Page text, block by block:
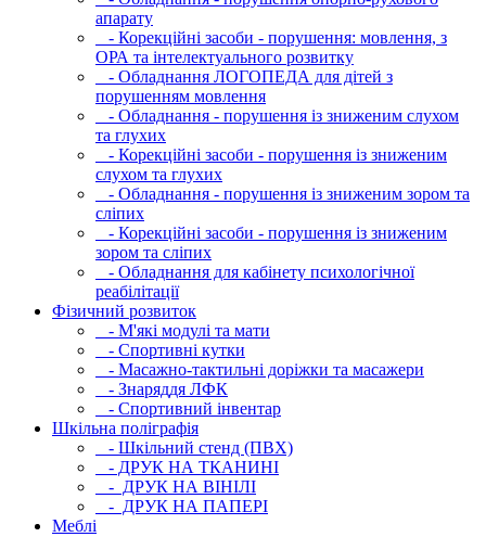
апарату
- Корекційні засоби - порушення: мовлення, з
ОРА та інтелектуального розвитку
- Обладнання ЛОГОПЕДА для дітей з
порушенням мовлення
- Обладнання - порушення із зниженим слухом
та глухих
- Корекційні засоби - порушення із зниженим
слухом та глухих
- Обладнання - порушення із зниженим зором та
сліпих
- Корекційні засоби - порушення із зниженим
зором та сліпих
- Обладнання для кабінету психологічної
реабілітації
Фізичний розвиток
- М'які модулi та мати
- Спортивні кутки
- Масажно-тактильні доріжки та масажери
- Знаряддя ЛФК
- Спортивний інвентар
Шкільна поліграфія
- Шкільний стенд (ПВХ)
- ДРУК НА ТКАНИНІ
- ДРУК НА ВІНІЛІ
- ДРУК НА ПАПЕРІ
Меблі